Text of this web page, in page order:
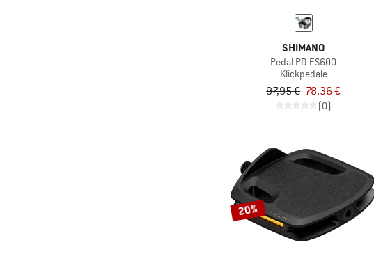
SHIMANO
Pedal PD-ES600
Klickpedale
97,95 € 78,36 €
(0)
20%